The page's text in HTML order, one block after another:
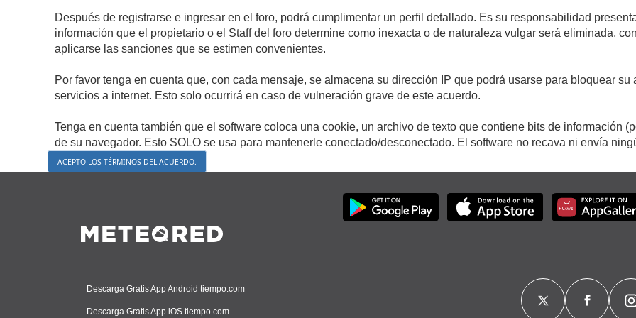
Después de registrarse e ingresar en el foro, podrá cumplimentar un perfil detallado. Es su responsabilidad
información que el propietario o el Staff del foro determine como inexacta o de naturaleza vulgar será eliminada,
aplicarse las sanciones que se estimen convenientes.
Por favor tenga en cuenta que, con cada mensaje, se almacena su dirección IP que podrá usarse para bloquear
servicios a internet. Esto solo ocurrirá en caso de vulneración grave de este acuerdo.
Tenga en cuenta también que el software coloca una cookie, un archivo de texto que contiene bits de información
de su navegador. Esto SOLO se usa para mantenerle conectado/desconectado. El software no recava ni envía
Descarga Gratis App Android tiempo.com
Descarga Gratis App iOS tiempo.com